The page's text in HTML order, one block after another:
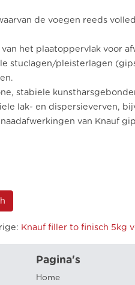
de voegen reeds
het plaatoppervlak voor
stuclagen/pleisterlagen
stabiele
lak- en dispersieverven,
van Knauf
: Knauf filler to finisch 5kg
Pagina's
Home